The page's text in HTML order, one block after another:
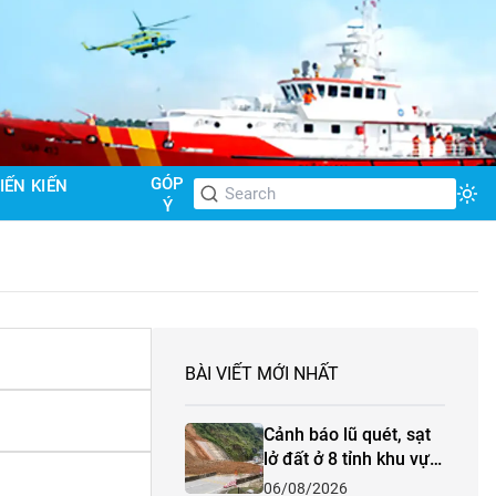
KIẾN
GÓP
Ý
BÀI VIẾT MỚI NHẤT
Cảnh báo lũ quét, sạt
lở đất ở 8 tỉnh khu vực
Bắc Bộ và Thanh Hóa
06/08/2026